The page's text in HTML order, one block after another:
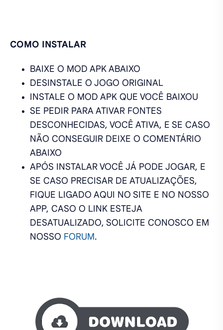
COMO INSTALAR
BAIXE O MOD APK ABAIXO
DESINSTALE O JOGO ORIGINAL
INSTALE O MOD APK QUE VOCÊ BAIXOU
SE PEDIR PARA ATIVAR FONTES
DESCONHECIDAS, VOCÊ ATIVA, E SE CASO
NÃO CONSEGUIR DEIXE O COMENTÁRIO
ABAIXO
APÓS INSTALAR VOCÊ JÁ PODE JOGAR, E
SE CASO PRECISAR DE ATUALIZAÇÕES,
FIQUE LIGADO AQUI NO SITE E NO NOSSO
APP, CASO O LINK ESTEJA
DESATUALIZADO, SOLICITE CONOSCO EM
NOSSO FORUM.